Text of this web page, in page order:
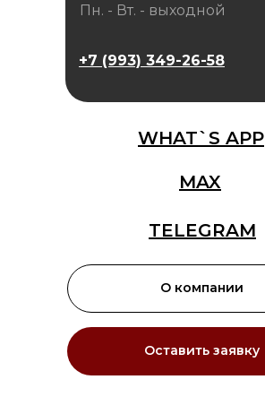
Оставить заявку
О компании
MAX
TELEGRAM
WHAT`S APP
Пн. - Вт. - выходной
+7 (993) 349-26-58